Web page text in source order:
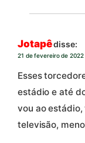
Jotapêdisse:
21 de fevereiro de 2022
Esses
estádio e até
vou ao
televisão,